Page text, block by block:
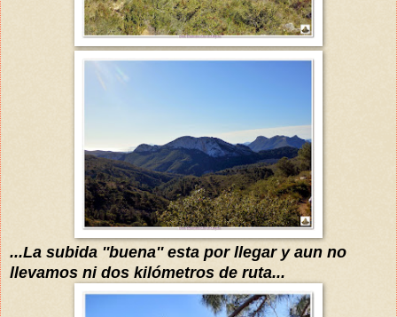
...La subida ''buena'' esta por llegar y aun no
llevamos ni dos kilómetros de ruta...